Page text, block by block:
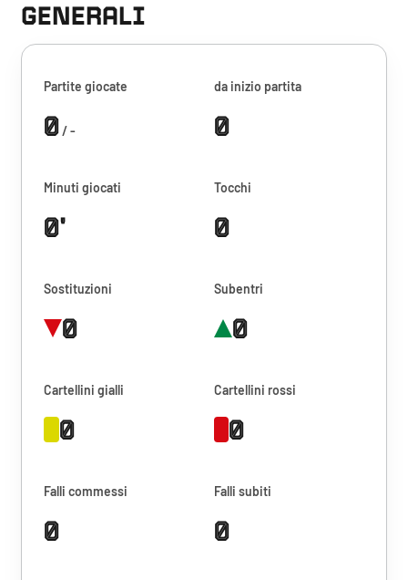
GENERALI
Partite giocate
0/ -
da inizio partita
0
Minuti giocati
0'
Tocchi
0
Sostituzioni
0
Subentri
0
Cartellini gialli
0
Cartellini rossi
0
Falli commessi
0
Falli subiti
0